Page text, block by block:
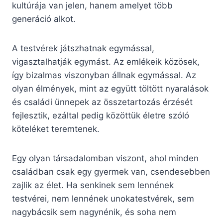
kultúrája van jelen, hanem amelyet több
generáció alkot.
A testvérek játszhatnak egymással,
vigasztalhatják egymást. Az emlékeik közösek,
így bizalmas viszonyban állnak egymással. Az
olyan élmények, mint az együtt töltött nyaralások
és családi ünnepek az összetartozás érzését
fejlesztik, ezáltal pedig közöttük életre szóló
köteléket teremtenek.
Egy olyan társadalomban viszont, ahol minden
családban csak egy gyermek van, csendesebben
zajlik az élet. Ha senkinek sem lennének
testvérei, nem lennének unokatestvérek, sem
nagybácsik sem nagynénik, és soha nem